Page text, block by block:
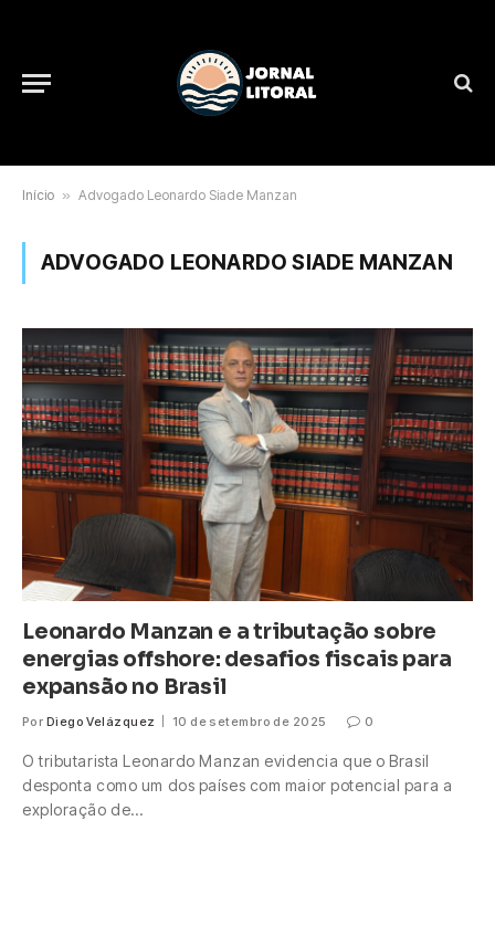
Início » Advogado Leonardo Siade Manzan
ADVOGADO LEONARDO SIADE MANZAN
Leonardo Manzan e a tributação sobre
energias offshore: desafios fiscais para
expansão no Brasil
Por Diego Velázquez 10 de setembro de 2025 0
O tributarista Leonardo Manzan evidencia que o Brasil
desponta como um dos países com maior potencial para a
exploração de…